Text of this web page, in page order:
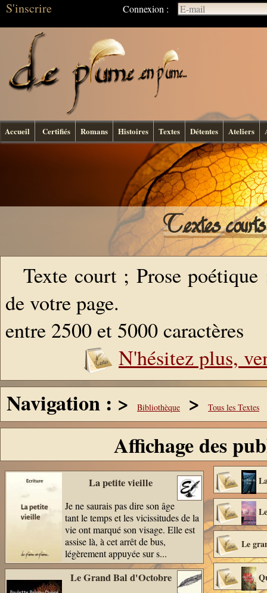
S'inscrire Connexion :
Accueil Certifiés Romans Histoires Textes Détentes Ateliers
Textes courts
Texte court ; Prose
de votre page.
entre 2500 et 5000 caractères
N'hésitez plus,
Navigation : > Bibliothèque > Tous les Textes
Affichage des
La petite vieille
Je ne saurais pas dire son âge
tant le temps et les vicissitudes de la
vie ont marqué son visage. Elle est
assise là, à cet arrêt de bus,
légèrement appuyée sur s...
Le Grand Bal d'Octobre
Le